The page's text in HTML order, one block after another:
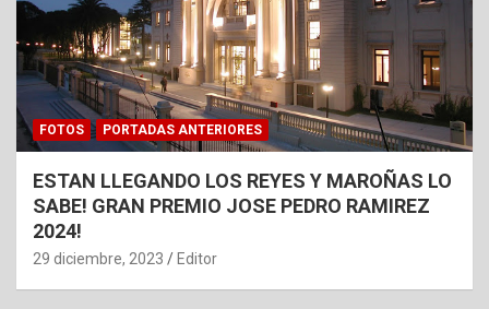
FOTOS PORTADAS ANTERIORES
ESTAN LLEGANDO LOS REYES Y MAROÑAS LO
SABE! GRAN PREMIO JOSE PEDRO RAMIREZ
2024!
29 diciembre, 2023 Editor